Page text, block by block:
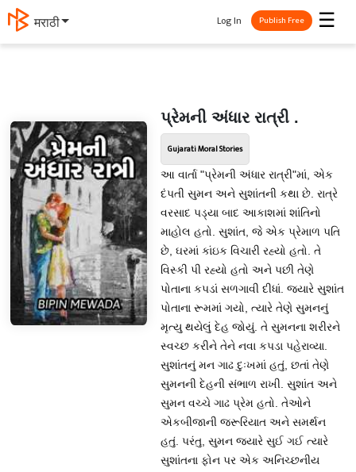
मराठी ☰
Log In Publish Free
પ્રેમની અંધાર રાત્રી .
Gujarati Moral Stories
આ વાર્તા "પ્રેમની અંધાર રાત્રી"માં, એક
દંપતી સુમન અને સુશાંતની કથા છે. રાત્રે
વરસાદ પડ્યા બાદ આકાશમાં શાંતિનો
માહોલ હતો. સુશાંત, જે એક પ્રેમાળ પતિ
છે, ઘરમાં કાંઇક વિચારી રહ્યો હતો. તે
વિસ્કી પી રહ્યો હતો અને પછી તેણે
પોતાના કપડાં સળગાવી દીધાં. જ્યારે સુશાંત
પોતાના રૂમમાં ગયો, ત્યારે તેણે સુમનનું
મૃત્યુ થયેલું દેહ જોયું. તે સુમનના શરીરને
સ્વચ્છ કરીને તેને નવા કપડા પહેરાવ્યા.
સુશાંતનું મન ગાઢ દુઃખમાં હતું, છતાં તેણે
સુમનની દેહની સંભાળ રાખી. સુશાંત અને
સુમન વચ્ચે ગાઢ પ્રેમ હતો. તેઓને
એકબીજાની જરૂરિયાત અને સમર્થન
હતું. પરંતુ, સુમન જ્યારે સુઈ ગઈ ત્યારે
સુશાંતના ફોન પર એક અનિચ્છનીય